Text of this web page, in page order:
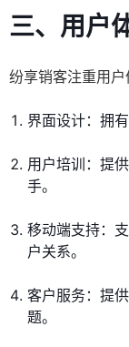
三、用户
纷享销客注重用户
界面设计：拥
用户培训：提
手。
移动端支持：
户关系。
客户服务：提
题。